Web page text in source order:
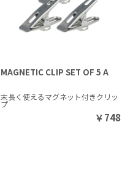
MAGNETIC CLIP SET OF 5 A
末長く使えるマグネット付きクリッ
プ
￥748